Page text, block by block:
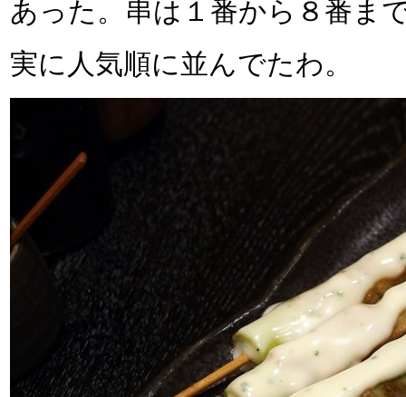
あった。串は１番から８番ま
実に人気順に並んでたわ。